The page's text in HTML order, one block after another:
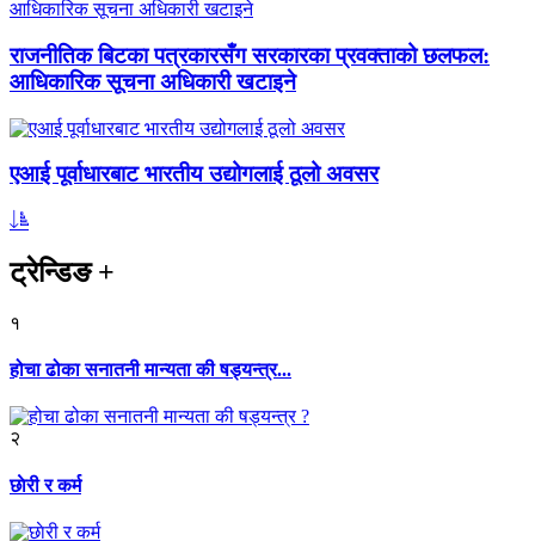
राजनीतिक बिटका पत्रकारसँग सरकारका प्रवक्ताको छलफल:
आधिकारिक सूचना अधिकारी खटाइने
एआई पूर्वाधारबाट भारतीय उद्योगलाई ठूलो अवसर
ट्रेन्डिङ+
१
होचा ढोका सनातनी मान्यता की षड्यन्त्र...
२
छाेरी र कर्म